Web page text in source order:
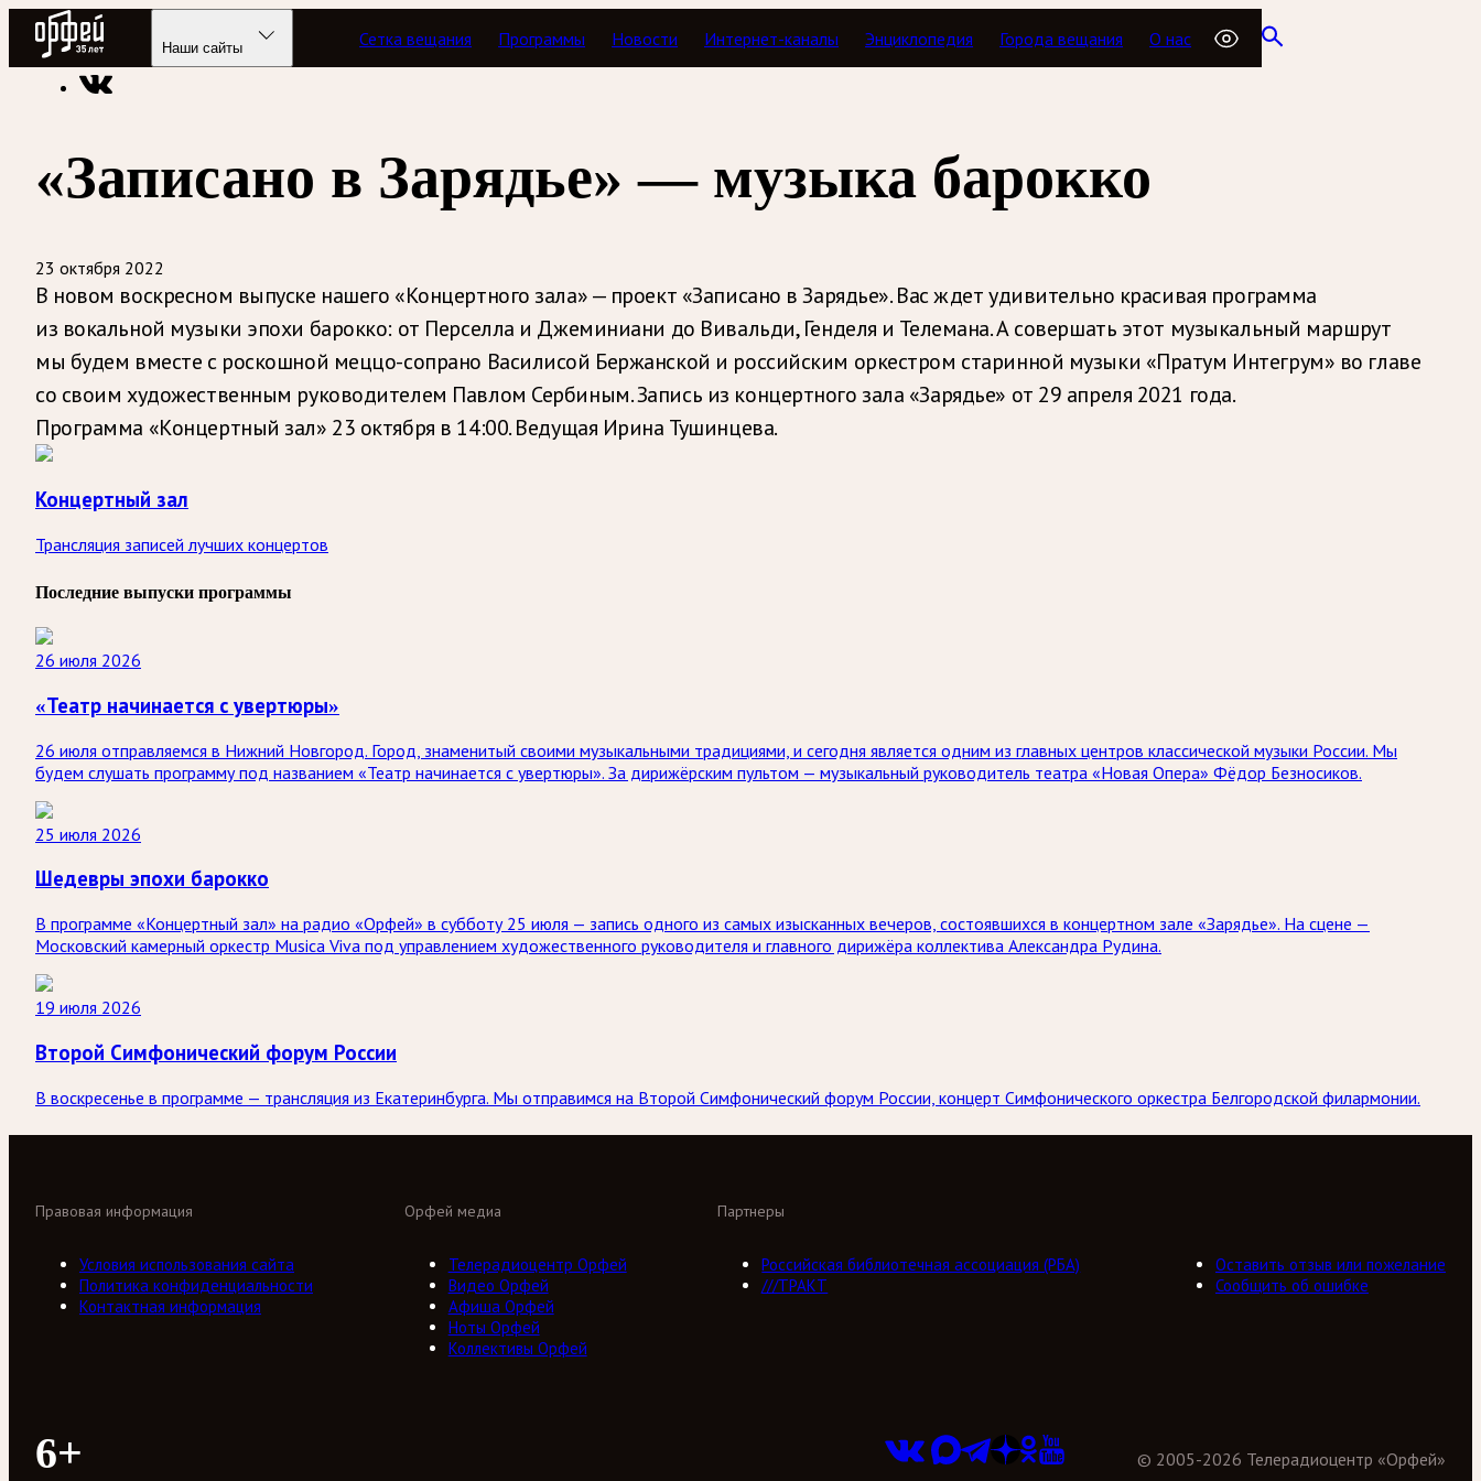
Радио Орфей
Наши сайты Сетка вещания Программы Новости Интернет-каналы Энциклопедия Города вещания О нас
Радио классической музыки «Орфей» Программы в эфире Концертный зал
«Записано в Зарядье» — музыка барокко
23 октября 2022
В новом воскресном выпуске нашего «Концертного зала» — проект «Записано в Зарядье». Вас ждет удивительно красивая программа
из вокальной музыки эпохи барокко: от Перселла и Джеминиани до Вивальди, Генделя и Телемана. А совершать этот музыкальный маршрут
мы будем вместе с роскошной меццо-сопрано Василисой Бержанской и российским оркестром старинной музыки «Пратум Интегрум» во главе
со своим художественным руководителем Павлом Сербиным. Запись из концертного зала «Зарядье» от 29 апреля 2021 года.
Программа «Концертный зал» 23 октября в 14:00. Ведущая Ирина Тушинцева.
Концертный зал
Трансляция записей лучших концертов
Последние выпуски программы
26 июля 2026
«Театр начинается с увертюры»
26 июля отправляемся в Нижний Новгород. Город, знаменитый своими музыкальными традициями, и сегодня является одним из главных центров классической музыки России. Мы
будем слушать программу под названием «Театр начинается с увертюры». За дирижёрским пультом — музыкальный руководитель театра «Новая Опера» Фёдор Безносиков.
25 июля 2026
Шедевры эпохи барокко
В программе «Концертный зал» на радио «Орфей» в субботу 25 июля — запись одного из самых изысканных вечеров, состоявшихся в концертном зале «Зарядье». На сцене —
Московский камерный оркестр Musica Viva под управлением художественного руководителя и главного дирижёра коллектива Александра Рудина.
19 июля 2026
Второй Симфонический форум России
В воскресенье в программе — трансляция из Екатеринбурга. Мы отправимся на Второй Симфонический форум России, концерт Симфонического оркестра Белгородской филармонии.
Орфей медиа
Телерадиоцентр Орфей
Видео Орфей
Афиша Орфей
Ноты Орфей
Коллективы Орфей
Партнеры
Российская библиотечная ассоциация (РБА)
///ТРАКТ
Правовая информация
Условия использования сайта
Политика конфиденциальности
Контактная информация
Оставить отзыв или пожелание
Сообщить об ошибке
6+ © 2005-2026 Телерадиоцентр «Орфей»